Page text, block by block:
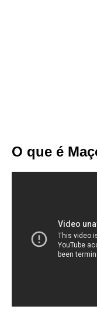
O que é